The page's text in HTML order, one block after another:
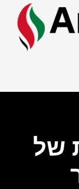
של